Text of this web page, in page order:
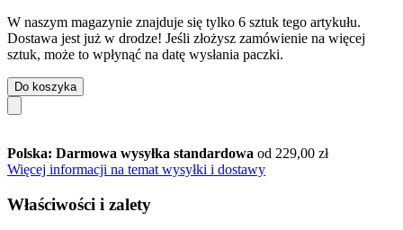
W naszym magazynie znajduje się tylko 6 sztuk tego artykułu.
Dostawa jest już w drodze! Jeśli złożysz zamówienie na więcej
sztuk, może to wpłynąć na datę wysłania paczki.
Do koszyka
Polska: Darmowa wysyłka standardowa od 229,00 zł
Więcej informacji na temat wysyłki i dostawy
Właściwości i zalety